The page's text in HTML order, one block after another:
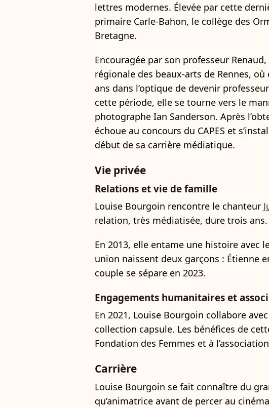
lettres modernes. Élevée par cette
primaire Carle-Bahon, le collège des
Bretagne.
Encouragée par son professeur
régionale des beaux-arts de Rennes,
ans dans l’optique de devenir
cette période, elle se tourne vers le
photographe Ian Sanderson. Après
échoue au concours du CAPES et
début de sa carrière médiatique.
Vie privée
Relations et vie de famille
Louise Bourgoin rencontre le chanteur
relation, très médiatisée, dure trois ans.
En 2013, elle entame une histoire avec
union naissent deux garçons : Étienne
couple se sépare en 2023.
Engagements humanitaires et
En 2021, Louise Bourgoin collabore
collection capsule. Les bénéfices de
Fondation des Femmes et à
Carrière
Louise Bourgoin se fait connaître du
qu’animatrice avant de percer au